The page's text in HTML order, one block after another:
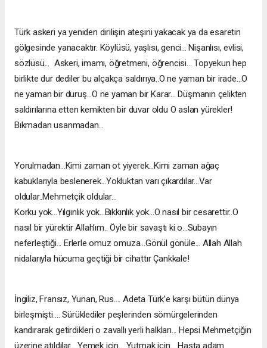
Türk askeri ya yeniden dirilişin ateşini yakacak ya da esaretin
gölgesinde yanacaktır. Köylüsü, yaşlısı, genci... Nişanlısı, evlisi,
sözlüsü... Askeri, imamı, öğretmeni, öğrencisi... Topyekun hep
birlikte dur dediler bu alçakça saldırıya..O ne yaman bir irade...O
ne yaman bir duruş...O ne yaman bir Karar... Düşmanın çelikten
saldırılarına etten kemikten bir duvar oldu O aslan yürekler!
Bıkmadan usanmadan...
Yorulmadan...Kimi zaman ot yiyerek...Kimi zaman ağaç
kabuklarıyla beslenerek...Yokluktan varı çıkardılar...Var
oldular..Mehmetçik oldular...
Korku yok...Yılgınlık yok...Bıkkınlık yok...O nasıl bir cesarettir..O
nasıl bir yürektir Allah’ım.. Öyle bir savaştı ki o...Subayın
neferleştiği... Erlerle omuz omuza...Gönül gönüle... Allah Allah
nidalarıyla hücuma geçtiği bir cihattır Çankkale!
İngiliz, Fransız, Yunan, Rus…. Adeta Türk’e karşı bütün dünya
birleşmişti…. Sürüklediler peşlerinden sömürgelerinden
kandırarak getirdikleri o zavallı yerli halkları... Hepsi Mehmetçiğin
üzerine atıldılar... Yemek için… Yutmak için… Hasta adam